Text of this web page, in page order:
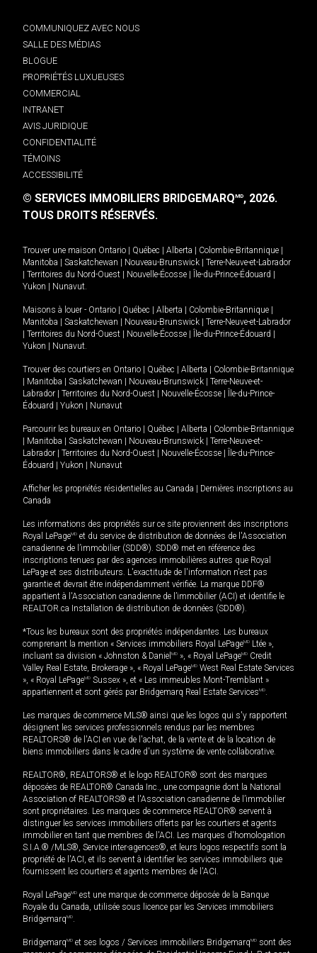
COMMUNIQUEZ AVEC NOUS
SALLE DES MÉDIAS
BLOGUE
PROPRIÉTÉS LUXUEUSES
COMMERCIAL
INTRANET
AVIS JURIDIQUE
CONFIDENTIALITÉ
TÉMOINS
ACCESSIBILITÉ
© SERVICES IMMOBILIERS BRIDGEMARQMD, 2026.
TOUS DROITS RÉSERVÉS.
Trouver une maison Ontario Québec Alberta Colombie-Britannique
Manitoba
Saskatchewan Nouveau-Brunswick
Terre-Neuve-et-Labrador
Territoires du Nord-Ouest Nouvelle-Écosse Île-du-Prince-Édouard
Yukon
Nunavut.
Maisons à louer - Ontario Québec Alberta Colombie-Britannique
Manitoba
Saskatchewan Nouveau-Brunswick
Terre-Neuve-et-Labrador
Territoires du Nord-Ouest Nouvelle-Écosse Île-du-Prince-Édouard
Yukon
Nunavut.
Trouver des courtiers en Ontario Québec Alberta
Colombie-Britannique
Manitoba Saskatchewan Nouveau-Brunswick
Terre-Neuve-et-
Labrador
Territoires du Nord-Ouest Nouvelle-Écosse
Île-du-Prince-
Édouard
Yukon Nunavut
Parcourir les bureaux en Ontario Québec Alberta
Colombie-Britannique
Manitoba Saskatchewan Nouveau-Brunswick
Terre-Neuve-et-
Labrador
Territoires du Nord-Ouest Nouvelle-Écosse
Île-du-Prince-
Édouard
Yukon Nunavut
Afficher les propriétés résidentielles au Canada
Dernières inscriptions au
Canada
Les informations des propriétés sur ce site proviennent des inscriptions
Royal LePageMD et du service de distribution de données de l'Association
canadienne de l’immobilier (SDD®). SDD® met en référence des
inscriptions tenues par des agences immobilières autres que Royal
LePage et ses distributeurs. L'exactitude de l'information n'est pas
garantie et devrait être indépendamment vérifiée. La marque DDF®
appartient à l'Association canadienne de l’immobilier (ACI) et identifie le
REALTOR.ca Installation de distribution de données (SDD®).
*Tous les bureaux sont des propriétés indépendantes. Les bureaux
comprenant la mention « Services immobiliers Royal LePageMD Ltée »,
incluant sa division « Johnston & Daniel MD », « Royal LePageMD Credit
Valley Real Estate, Brokerage », « Royal LePageMD West Real Estate Services
», « Royal LePageMD Sussex », et « Les immeubles Mont-Tremblant »
appartiennent et sont gérés par Bridgemarq Real Estate ServicesMD.
Les marques de commerce MLS® ainsi que les logos qui s'y rapportent
désignent les services professionnels rendus par les membres
REALTORS® de l'ACI en vue de l'achat, de la vente et de la location de
biens immobiliers dans le cadre d'un système de vente collaborative.
REALTOR®, REALTORS® et le logo REALTOR® sont des marques
déposées de REALTOR® Canada Inc., une compagnie dont la National
Association of REALTORS® et l'Association canadienne de l’immobilier
sont propriétaires. Les marques de commerce REALTOR® servent à
distinguer les services immobiliers offerts par les courtiers et agents
immobilier en tant que membres de l'ACI. Les marques d'homologation
S.I.A.® /MLS®, Service inter-agences®, et leurs logos respectifs sont la
propriété de l'ACI, et ils servent à identifier les services immobiliers que
fournissent les courtiers et agents membres de l'ACI.
Royal LePageMD est une marque de commerce déposée de la Banque
Royale du Canada, utilisée sous licence par les Services immobiliers
BridgemarqMD.
BridgemarqMD et ses logos / Services immobiliers BridgemarqMD sont des